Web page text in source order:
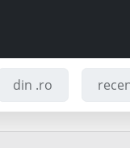
din .ro